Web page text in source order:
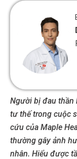
Người bị đau thần
tư thế trong cuộc
cứu của Maple
thường gây ảnh
nhân. Hiểu được